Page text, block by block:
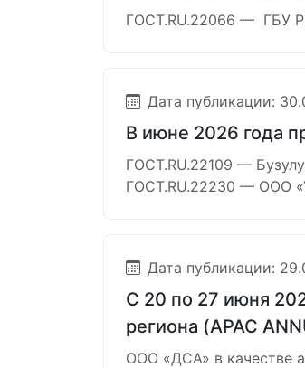
ГОСТ.RU.22066 — ГБУ
Дата публикации:
В июне 2026 года
ГОСТ.RU.22109 —
ГОСТ.RU.22230 — ООО
Дата публикации:
С 20 по 27 июня
региона (APAC
ООО «ДСА» в качестве